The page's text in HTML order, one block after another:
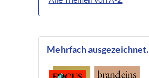
Mehrfach ausgezeichnet.